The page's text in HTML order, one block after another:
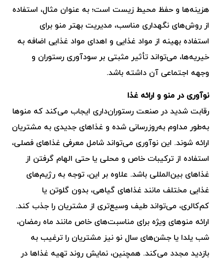
هزینه‌ها و حفظ محیط زیست است؛ به عنوان مثال، استفاده
از روش‌های نگهداری مناسب، مدیریت بهتر منو برای
استفاده بهینه از مواد غذایی و اهدای مواد غذایی اضافه به
خیریه‌ها، می‌تواند تأثیر مثبتی بر سودآوری رستوران و
وجهه اجتماعی آن داشته باشد.
نوآوری در منو و ارائه غذا
رقابت شدید در صنعت رستوران‌داری ایجاب می‌کند که منوها
به‌طور مداوم به‌روزرسانی شده و غذاهای جدیدی به مشتریان
ارائه شوند. این نوآوری می‌تواند شامل معرفی غذاهای فصلی،
استفاده از ترکیبات خاص و محلی یا حتی الهام گرفتن از
غذاهای بین‌المللی باشد. علاوه بر این، توجه به رژیم‌های
غذایی مختلف مانند غذاهای گیاهی، بدون گلوتن یا
کم‌کالری، می‌تواند طیف وسیع‌تری از مشتریان را جذب کند.
ارائه منوهای ویژه برای مناسبت‌های خاص مانند ماه رمضان،
شب یلدا یا جشن‌های سال نو نیز مشتریان را ترغیب به
بازدید مجدد می‌کند. همچنین، نمایش روند تهیه غذاها در